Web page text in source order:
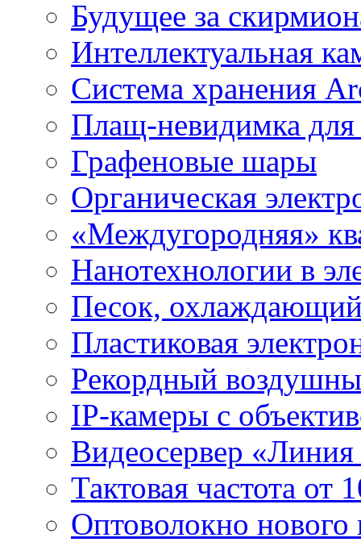
Будущее за
Интеллектуальная
Система хранения
Плащ-невидимка
Графеновые шары
Органическая
«Междугородняя»
Нанотехнологии в
Песок, охлаждающий
Пластиковая
Рекордный
IP-камеры с
Видеосервер
Тактовая частота от
Оптоволокно нового